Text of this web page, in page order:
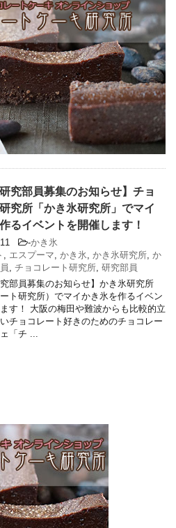
研究部員募集のお知らせ】チョ
究所「かき氷研究所」でマイ
るイベントを開催します！
-かき氷
, エスプーマ, かき氷, かき氷研究所, か
, チョコレート研究所, 研究部員
究部員募集のお知らせ】かき氷研究所
ート研究所）でマイかき氷を作るイベン
す！ 大阪の梅田や難波からも比較的立
チョコレート好きのためのチョコレー
「チ ...